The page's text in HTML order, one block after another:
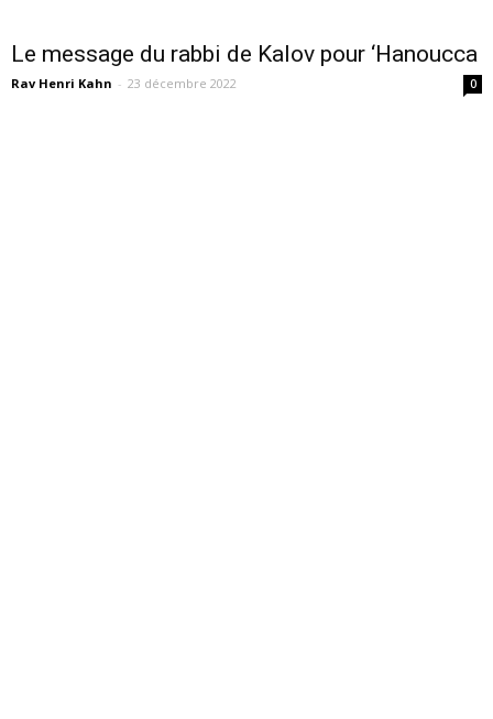
Le message du rabbi de Kalov pour ‘Hanoucca
Rav Henri Kahn - 23 décembre 2022 0